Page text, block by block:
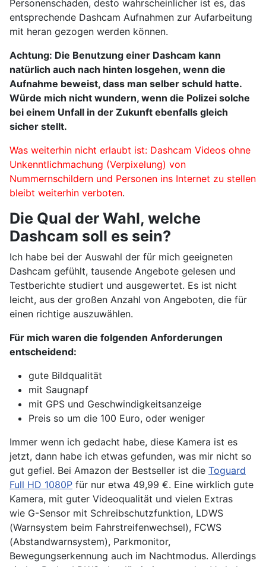
Personenschaden, desto wahrscheinlicher ist es, das
entsprechende Dashcam Aufnahmen zur Aufarbeitung
mit heran gezogen werden können.
Achtung: Die Benutzung einer Dashcam kann
natürlich auch nach hinten losgehen, wenn die
Aufnahme beweist, dass man selber schuld hatte.
Würde mich nicht wundern, wenn die Polizei solche
bei einem Unfall in der Zukunft ebenfalls gleich
sicher stellt.
Was weiterhin nicht erlaubt ist: Dashcam Videos ohne
Unkenntlichmachung (Verpixelung) von
Nummernschildern und Personen ins Internet zu stellen
bleibt weiterhin verboten.
Die Qual der Wahl, welche
Dashcam soll es sein?
Ich habe bei der Auswahl der für mich geeigneten
Dashcam gefühlt, tausende Angebote gelesen und
Testberichte studiert und ausgewertet. Es ist nicht
leicht, aus der großen Anzahl von Angeboten, die für
einen richtige auszuwählen.
Für mich waren die folgenden Anforderungen
entscheidend:
gute Bildqualität
mit Saugnapf
mit GPS und Geschwindigkeitsanzeige
Preis so um die 100 Euro, oder weniger
Immer wenn ich gedacht habe, diese Kamera ist es
jetzt, dann habe ich etwas gefunden, was mir nicht so
gut gefiel. Bei Amazon der Bestseller ist die Toguard
Full HD 1080P für nur etwa 49,99 €. Eine wirklich gute
Kamera, mit guter Videoqualität und vielen Extras
wie G-Sensor mit Schreibschutzfunktion, LDWS
(Warnsystem beim Fahrstreifenwechsel), FCWS
(Abstandwarnsystem), Parkmonitor,
Bewegungserkennung auch im Nachtmodus. Allerdings